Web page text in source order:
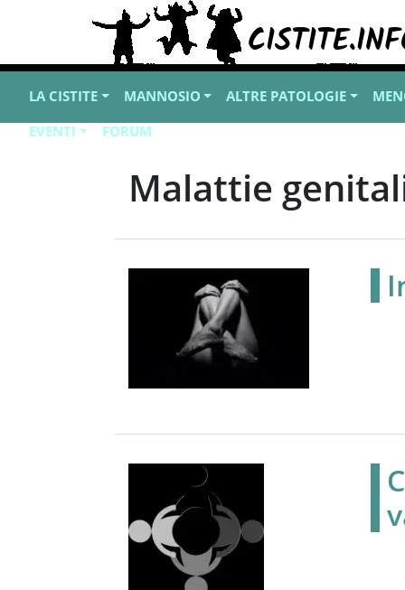
LA CISTITE MANNOSIO ALTRE PATOLOGIE
EVENTI
FORUM
Malattie